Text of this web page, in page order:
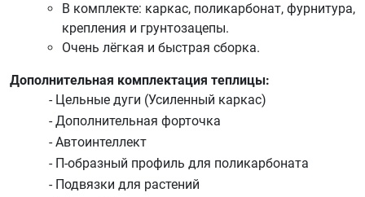
В комплекте: каркас, поликарбонат, фурнитура,
крепления и грунтозацепы.
Очень лёгкая и быстрая сборка.
Дополнительная комплектация теплицы:
- Цельные дуги (Усиленный каркас)
- Дополнительная форточка
- Автоинтеллект
- П-образный профиль для поликарбоната
- Подвязки для растений